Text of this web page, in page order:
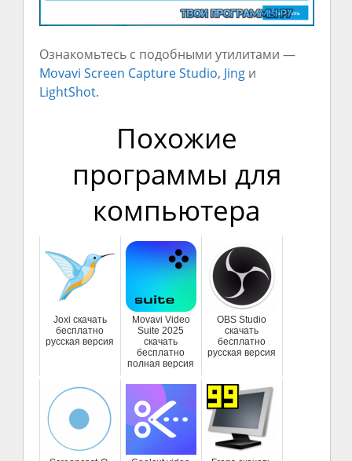
Ознакомьтесь с подобными утилитами —
Movavi Screen Capture Studio, Jingи
LightShot.
Похожие
программы для
компьютера
Joxi скачать
бесплатно
русская версия
Movavi Video
Suite 2025
скачать
бесплатно
полная версия
OBS Studio
скачать
бесплатно
русская версия